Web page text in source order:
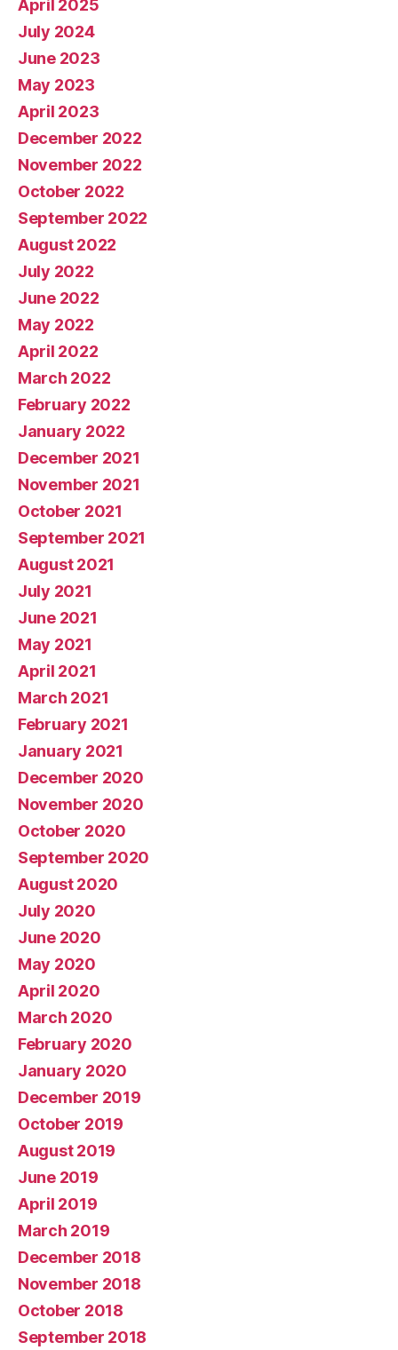
April 2025
July 2024
June 2023
May 2023
April 2023
December 2022
November 2022
October 2022
September 2022
August 2022
July 2022
June 2022
May 2022
April 2022
March 2022
February 2022
January 2022
December 2021
November 2021
October 2021
September 2021
August 2021
July 2021
June 2021
May 2021
April 2021
March 2021
February 2021
January 2021
December 2020
November 2020
October 2020
September 2020
August 2020
July 2020
June 2020
May 2020
April 2020
March 2020
February 2020
January 2020
December 2019
October 2019
August 2019
June 2019
April 2019
March 2019
December 2018
November 2018
October 2018
September 2018